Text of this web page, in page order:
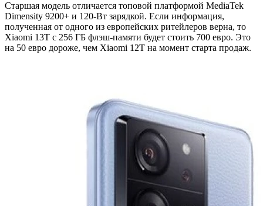
Старшая модель отличается топовой платформой MediaTek
Dimensity 9200+ и 120-Вт зарядкой. Если информация,
полученная от одного из европейских ритейлеров верна, то
Xiaomi 13T с 256 ГБ флэш-памяти будет стоить 700 евро. Это
на 50 евро дороже, чем Xiaomi 12T на момент старта продаж.